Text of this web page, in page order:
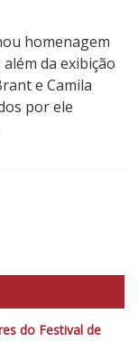
homenagem
da exibição
e Camila
por ele
do Festival de